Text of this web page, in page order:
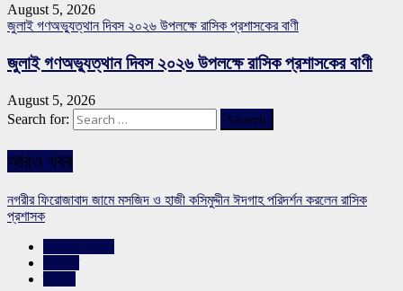
August 5, 2026
জুলাই গণঅভ্যুত্থান দিবস ২০২৬ উপলক্ষে রাসিক প্রশাসকের বাণী
জুলাই গণঅভ্যুত্থান দিবস ২০২৬ উপলক্ষে রাসিক প্রশাসকের বাণী
August 5, 2026
Search for:
আরও খবর
নগরীর ফিরোজাবাদ জামে মসজিদ ও হাজী কসিমুদ্দীন ঈদগাহ পরিদর্শন করলেন রাসিক
প্রশাসক